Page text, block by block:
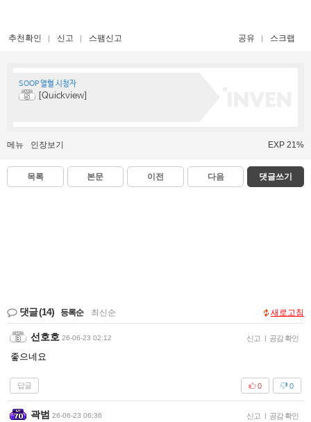
추천확인 신고 스팸신고 공유 스크랩
SOOP 열혈 시청자
[Quickview]
메뉴 인장보기 EXP 21%
목록 본문 이전 다음 댓글쓰기
댓글(14) 등록순 최신순 새로고침
선호호 26-06-23 02:12 신고 | 공감 확인
좋으네요
답글 0
0
곽범 26-06-23 06:36 신고 | 공감 확인